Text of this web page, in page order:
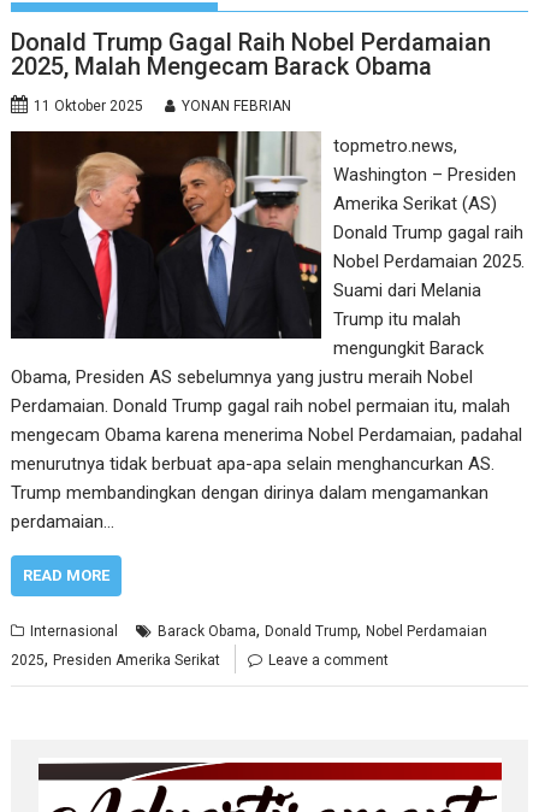
Donald Trump Gagal Raih Nobel Perdamaian
2025, Malah Mengecam Barack Obama
11 Oktober 2025 YONAN FEBRIAN
topmetro.news,
Washington – Presiden
Amerika Serikat (AS)
Donald Trump gagal raih
Nobel Perdamaian 2025.
Suami dari Melania
Trump itu malah
mengungkit Barack
Obama, Presiden AS sebelumnya yang justru meraih Nobel
Perdamaian. Donald Trump gagal raih nobel permaian itu, malah
mengecam Obama karena menerima Nobel Perdamaian, padahal
menurutnya tidak berbuat apa-apa selain menghancurkan AS.
Trump membandingkan dengan dirinya dalam mengamankan
perdamaian…
READ MORE
Internasional Barack Obama,Donald Trump,Nobel Perdamaian
2025,Presiden Amerika Serikat Leave a comment